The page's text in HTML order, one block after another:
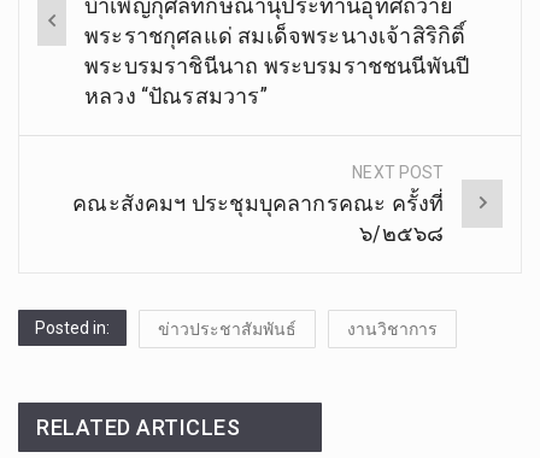
บำเพ็ญกุศลทักษิณานุประทานอุทิศถวาย
พระราชกุศลแด่ สมเด็จพระนางเจ้าสิริกิติ์
พระบรมราชินีนาถ พระบรมราชชนนีพันปี
หลวง “ปัณรสมวาร”
NEXT POST
คณะสังคมฯ ประชุมบุคลากรคณะ ครั้งที่
๖/๒๕๖๘
Posted in: ข่าวประชาสัมพันธ์ งานวิชาการ
RELATED ARTICLES